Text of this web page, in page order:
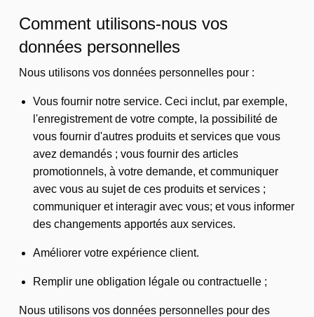
Comment utilisons-nous vos
données personnelles
Nous utilisons vos données personnelles pour :
Vous fournir notre service. Ceci inclut, par exemple,
l'enregistrement de votre compte, la possibilité de
vous fournir d'autres produits et services que vous
avez demandés ; vous fournir des articles
promotionnels, à votre demande, et communiquer
avec vous au sujet de ces produits et services ;
communiquer et interagir avec vous; et vous informer
des changements apportés aux services.
Améliorer votre expérience client.
Remplir une obligation légale ou contractuelle ;
Nous utilisons vos données personnelles pour des